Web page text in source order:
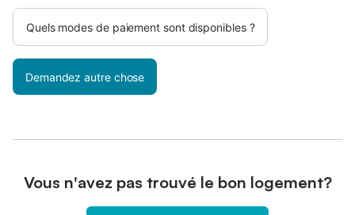
Quels modes de paiement sont disponibles ?
Demandez autre chose
Vous n'avez pas trouvé le bon logement?